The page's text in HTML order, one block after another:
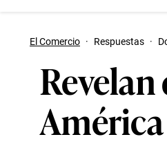
El Comercio · Respuestas ·